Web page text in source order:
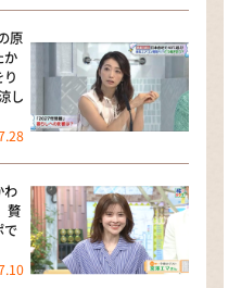
原
か
し
わ
贅
で